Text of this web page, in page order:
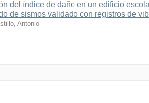
del índice de daño en un edificio
de sismos validado con registros de
Antonio